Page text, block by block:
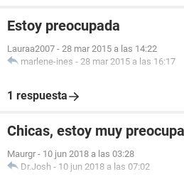
Estoy preocupada
Lauraa2007 - 28 mar 2015 a las 14:22
marlene-ines - 28 mar 2015 a las 16:17
1 respuesta
Chicas, estoy muy
Maurgr - 10 jun 2018 a las 03:28
Dr.Josh - 10 jun 2018 a las 07:02